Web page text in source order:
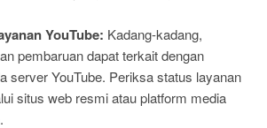
YouTube: Kadang-kadang,
pembaruan dapat terkait dengan
server YouTube. Periksa status layanan
situs web resmi atau platform media